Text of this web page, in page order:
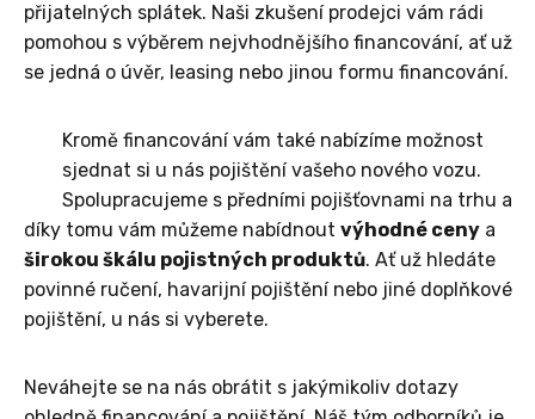
přijatelných splátek. Naši zkušení prodejci vám rádi
pomohou s výběrem nejvhodnějšího financování, ať už
se jedná o úvěr, leasing nebo jinou formu financování.
Kromě financování vám také nabízíme možnost
sjednat si u nás pojištění vašeho nového vozu.
Spolupracujeme s předními pojišťovnami na trhu a
díky tomu vám můžeme nabídnout výhodné ceny a
širokou škálu pojistných produktů. Ať už hledáte
povinné ručení, havarijní pojištění nebo jiné doplňkové
pojištění, u nás si vyberete.
Neváhejte se na nás obrátit s jakýmikoliv dotazy